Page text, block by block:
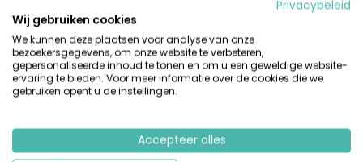
M Aan zee
Gezellige familiecamping
Ca. 1 km van het strand en zee
Ideaal gelegen aan de Belgische kust
Leuke animatie
stranden van de Noordzee. Hier kun je vakantie vieren in een fijne
vakantiesfeer, vooral door de heerlijke zilte wind en de omliggende
Privacybeleid
Wij gebruiken cookies
We kunnen deze plaatsen voor analyse van onze
bezoekersgegevens, om onze website te verbeteren,
gepersonaliseerde inhoud te tonen en om u een geweldige website-
ervaring te bieden. Voor meer informatie over de cookies die we
gebruiken opent u de instellingen.
Accepteer alles